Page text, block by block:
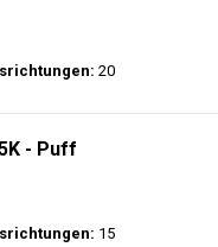
20
- Puff
15